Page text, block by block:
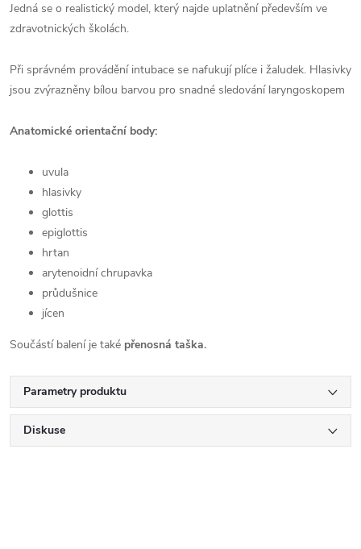
Jedná se o realistický model, který najde uplatnění především ve
zdravotnických školách.
Při správném provádění intubace se nafukují plíce i žaludek. Hlasivky
jsou zvýrazněny bílou barvou pro snadné sledování laryngoskopem
Anatomické orientační body:
uvula
hlasivky
glottis
epiglottis
hrtan
arytenoidní chrupavka
průdušnice
jícen
Součástí balení je také přenosná taška.
Parametry produktu
Diskuse